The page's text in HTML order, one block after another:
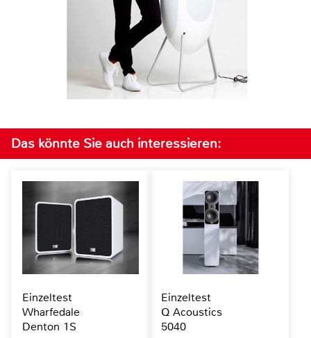
Das könnte Sie auch interessieren:
Einzeltest
Wharfedale
Denton 1S
Einzeltest
Q Acoustics
5040